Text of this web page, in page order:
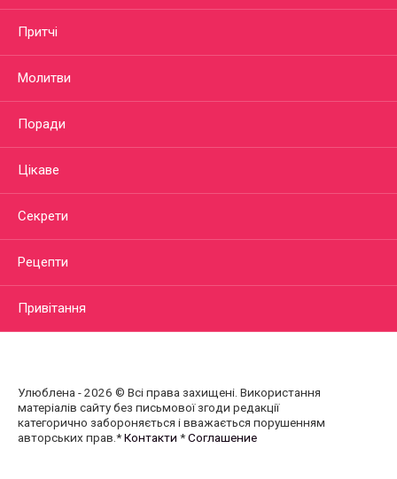
Притчі
Молитви
Поради
Цікаве
Секрети
Рецепти
Привітання
Улюблена - 2026 © Всі права захищені. Використання
матеріалів сайту без письмової згоди редакції
категорично забороняється і вважається порушенням
авторських прав.*Контакти *Соглашение